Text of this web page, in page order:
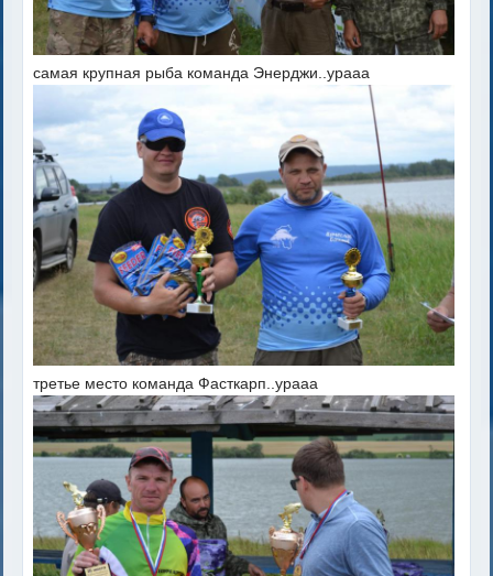
самая крупная рыба команда Энерджи..урааа
третье место команда Фасткарп..урааа